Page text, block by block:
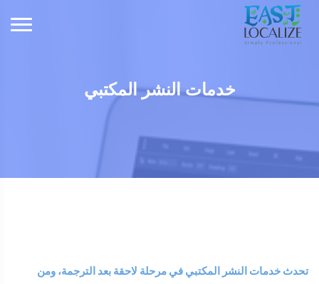
خدمات النشر المكتبي
تحدث خدمات النشر المكتبي في مرحلة لاحقة بعد الترجمة، ومن